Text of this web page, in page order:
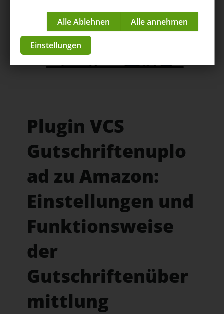
Plugin VCS
Gutschriftenuplo
ad zu Amazon:
Einstellungen und
Funktionsweise
der
Gutschriftenüber
mittlung
Impressum| Datenschutzerklärung
Einstellungen